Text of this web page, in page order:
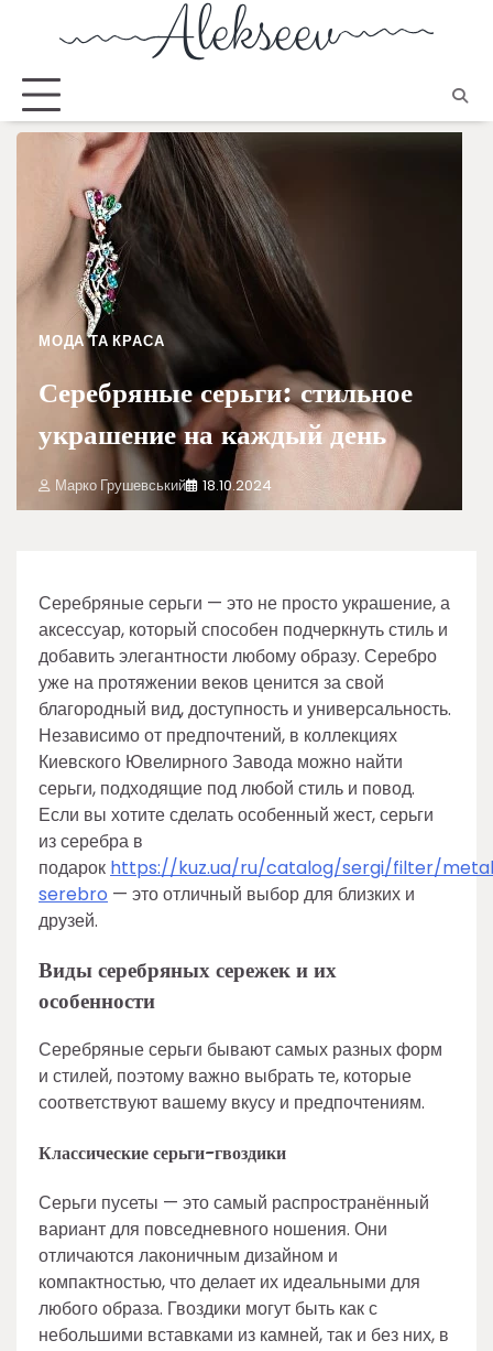
МОДА ТА КРАСА
Серебряные серьги: стильное
украшение на каждый день
Марко Грушевський 18.10.2024
Серебряные серьги — это не просто украшение, а
аксессуар, который способен подчеркнуть стиль и
добавить элегантности любому образу. Серебро
уже на протяжении веков ценится за свой
благородный вид, доступность и универсальность.
Независимо от предпочтений, в коллекциях
Киевского Ювелирного Завода можно найти
серьги, подходящие под любой стиль и повод.
Если вы хотите сделать особенный жест, серьги
из серебра в
подарок https://kuz.ua/ru/catalog/sergi/filter/
serebro — это отличный выбор для близких и
друзей.
Виды серебряных сережек и их
особенности
Серебряные серьги бывают самых разных форм
и стилей, поэтому важно выбрать те, которые
соответствуют вашему вкусу и предпочтениям.
Классические серьги-гвоздики
Серьги пусеты — это самый распространённый
вариант для повседневного ношения. Они
отличаются лаконичным дизайном и
компактностью, что делает их идеальными для
любого образа. Гвоздики могут быть как с
небольшими вставками из камней, так и без них, в